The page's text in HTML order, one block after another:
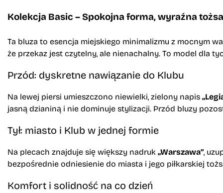
Kolekcja Basic – Spokojna forma, wyraźna
Ta bluza to esencja miejskiego minimalizmu z mocnym
że przekaz jest czytelny, ale nienachalny. To model dla
Przód: dyskretne nawiązanie do Klubu
Na lewej piersi umieszczono niewielki, zielony napis
jasną dzianiną i nie dominuje stylizacji. Przód bluzy
Tył: miasto i Klub w jednej formie
Na plecach znajduje się większy nadruk„Warszawa”,
bezpośrednie odniesienie do miasta i jego piłkarskiej
Komfort i solidność na co dzień